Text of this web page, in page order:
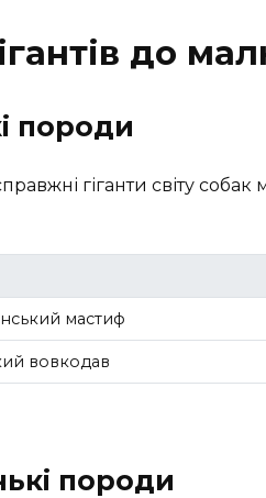
до
породи
гіганти світу
мастиф
вовкодав
породи